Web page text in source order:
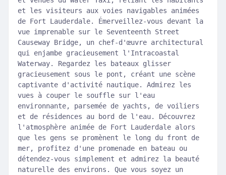
et les visiteurs aux voies navigables animées
de Fort Lauderdale. Émerveillez-vous devant la
vue imprenable sur le Seventeenth Street
Causeway Bridge, un chef-d'œuvre architectural
qui enjambe gracieusement l'Intracoastal
Waterway. Regardez les bateaux glisser
gracieusement sous le pont, créant une scène
captivante d'activité nautique. Admirez les
vues à couper le souffle sur l'eau
environnante, parsemée de yachts, de voiliers
et de résidences au bord de l'eau. Découvrez
l'atmosphère animée de Fort Lauderdale alors
que les gens se promènent le long du front de
mer, profitez d'une promenade en bateau ou
détendez-vous simplement et admirez la beauté
naturelle des environs. Que vous soyez un